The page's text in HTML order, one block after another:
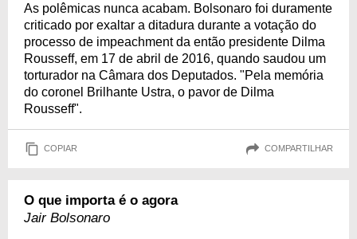
As polêmicas nunca acabam. Bolsonaro foi duramente
criticado por exaltar a ditadura durante a votação do
processo de impeachment da então presidente Dilma
Rousseff, em 17 de abril de 2016, quando saudou um
torturador na Câmara dos Deputados. "Pela memória
do coronel Brilhante Ustra, o pavor de Dilma
Rousseff".
COPIAR COMPARTILHAR
O que importa é o agora
Jair Bolsonaro